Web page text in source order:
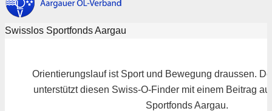
Swisslos Sportfonds Aargau
Orientierungslauf ist Sport und Bewegung draussen.
unterstützt diesen Swiss-O-Finder mit einem Beitrag
Sportfonds Aargau.